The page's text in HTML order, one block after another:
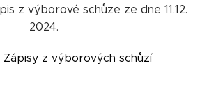
z výborové schůze ze dne 11.12.
2024.
Zápisy z výborových schůzí